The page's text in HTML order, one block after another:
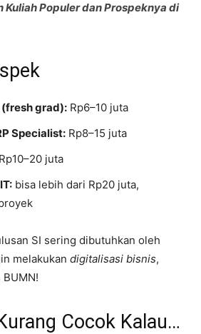
Kuliah Populer dan Prospeknya di
grad): Rp6–10 juta
Specialist: Rp8–15 juta
Rp10–20 juta
bisa lebih dari Rp20 juta,
SI sering dibutuhkan oleh
melakukan digitalisasi bisnis,
Cocok Kalau…